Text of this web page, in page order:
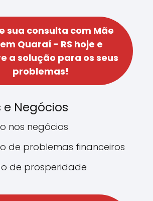
sua consulta com Mãe
Quaraí - RS hoje e
a solução para os seus
problemas!
e Negócios
nos negócios
de problemas financeiros
de prosperidade